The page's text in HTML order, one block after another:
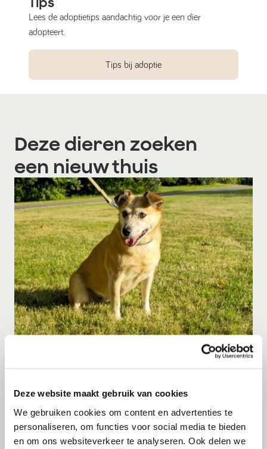
Deze website maakt gebruik van cookies
We gebruiken cookies om content en advertenties te
personaliseren, om functies voor social media te bieden
en om ons websiteverkeer te analyseren. Ook delen we
Lees de adoptietips aandachtig voor je een dier
adopteert.
Tips bij adoptie
Deze dieren zoeken
een nieuw thuis